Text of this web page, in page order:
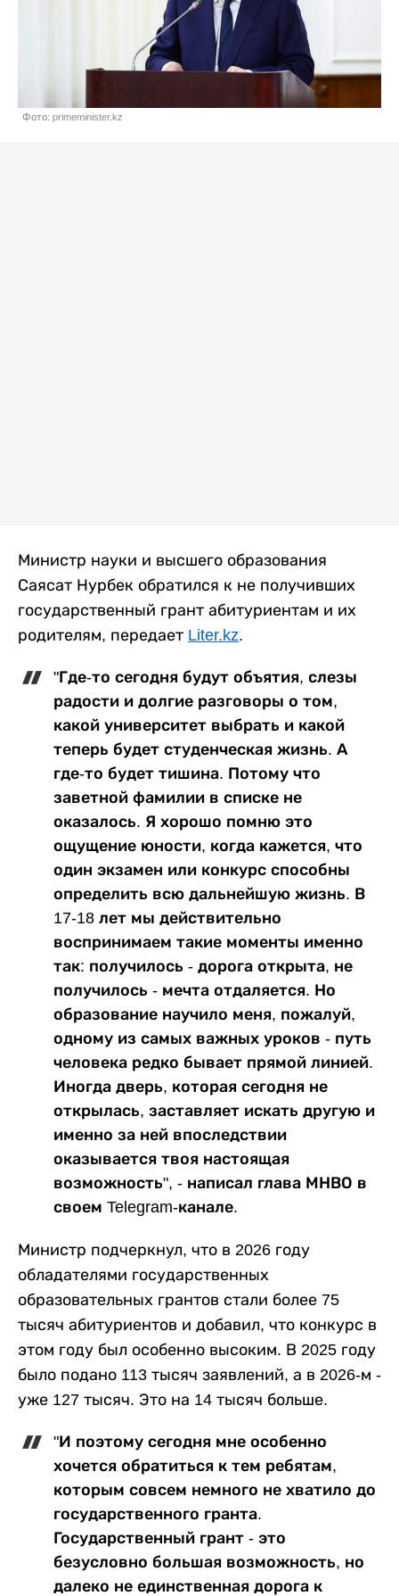
Фото: primeminister.kz
Министр науки и высшего образования
Саясат Нурбек обратился к не получивших
государственный грант абитуриентам и их
родителям, передает Liter.kz.
"Где-то сегодня будут объятия, слезы
радости и долгие разговоры о том,
какой университет выбрать и какой
теперь будет студенческая жизнь. А
где-то будет тишина. Потому что
заветной фамилии в списке не
оказалось. Я хорошо помню это
ощущение юности, когда кажется, что
один экзамен или конкурс способны
определить всю дальнейшую жизнь. В
17-18 лет мы действительно
воспринимаем такие моменты именно
так: получилось - дорога открыта, не
получилось - мечта отдаляется. Но
образование научило меня, пожалуй,
одному из самых важных уроков - путь
человека редко бывает прямой линией.
Иногда дверь, которая сегодня не
открылась, заставляет искать другую и
именно за ней впоследствии
оказывается твоя настоящая
возможность", - написал глава МНВО в
своем Telegram-канале.
Министр подчеркнул, что в 2026 году
обладателями государственных
образовательных грантов стали более 75
тысяч абитуриентов и добавил, что конкурс в
этом году был особенно высоким. В 2025 году
было подано 113 тысяч заявлений, а в 2026-м -
уже 127 тысяч. Это на 14 тысяч больше.
"И поэтому сегодня мне особенно
хочется обратиться к тем ребятам,
которым совсем немного не хватило до
государственного гранта.
Государственный грант - это
безусловно большая возможность, но
далеко не единственная дорога к